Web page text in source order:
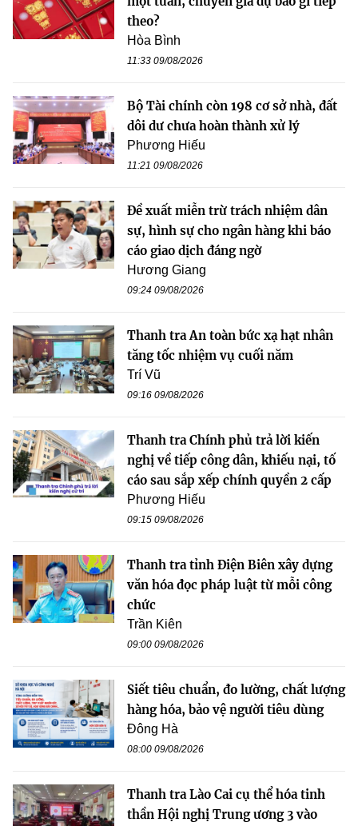
theo?
Hòa Bình
11:33 09/08/2026
Bộ Tài chính còn 198 cơ sở nhà, đất
dôi dư chưa hoàn thành xử lý
Phương Hiếu
11:21 09/08/2026
Đề xuất miễn trừ trách nhiệm dân
sự, hình sự cho ngân hàng khi báo
cáo giao dịch đáng ngờ
Hương Giang
09:24 09/08/2026
Thanh tra An toàn bức xạ hạt nhân
tăng tốc nhiệm vụ cuối năm
Trí Vũ
09:16 09/08/2026
Thanh tra Chính phủ trả lời kiến
nghị về tiếp công dân, khiếu nại, tố
cáo sau sắp xếp chính quyền 2 cấp
Phương Hiếu
09:15 09/08/2026
Thanh tra tỉnh Điện Biên xây dựng
văn hóa đọc pháp luật từ mỗi công
chức
Trần Kiên
09:00 09/08/2026
Siết tiêu chuẩn, đo lường, chất lượng
hàng hóa, bảo vệ người tiêu dùng
Đông Hà
08:00 09/08/2026
Thanh tra Lào Cai cụ thể hóa tinh
thần Hội nghị Trung ương 3 vào